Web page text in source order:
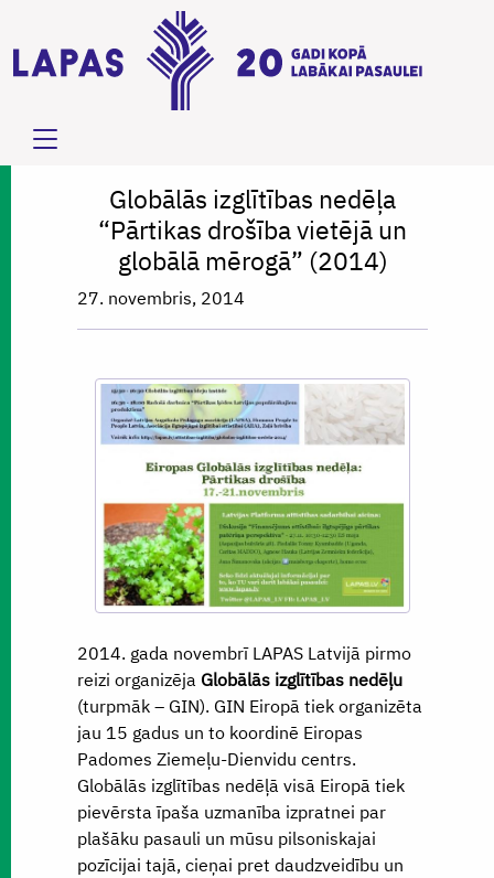
Globālās izglītības nedēļa
“Pārtikas drošība vietējā un
globālā mērogā” (2014)
27. novembris, 2014
2014. gada novembrī LAPAS Latvijā pirmo
reizi organizēja Globālās izglītības nedēļu
(turpmāk – GIN). GIN Eiropā tiek organizēta
jau 15 gadus un to koordinē Eiropas
Padomes Ziemeļu-Dienvidu centrs.
Globālās izglītības nedēļā visā Eiropā tiek
pievērsta īpaša uzmanība izpratnei par
plašāku pasauli un mūsu pilsoniskajai
pozīcijai tajā, cieņai pret daudzveidību un